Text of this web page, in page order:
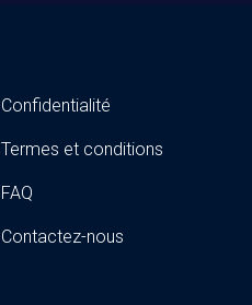
Confidentialité
Termes et conditions
FAQ
Contactez-nous